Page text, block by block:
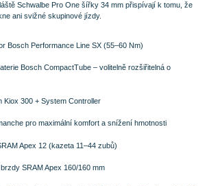
Schwalbe Pro One šířky 34 mm přispívají k tomu, že
ani svižné skupinové jízdy.
Bosch Performance Line SX (55–60 Nm)
Bosch CompactTube – volitelně rozšiřitelná o
Kiox 300 + System Controller
pro maximální komfort a snížení hmotnosti
Apex 12 (kazeta 11–44 zubů)
SRAM Apex 160/160 mm